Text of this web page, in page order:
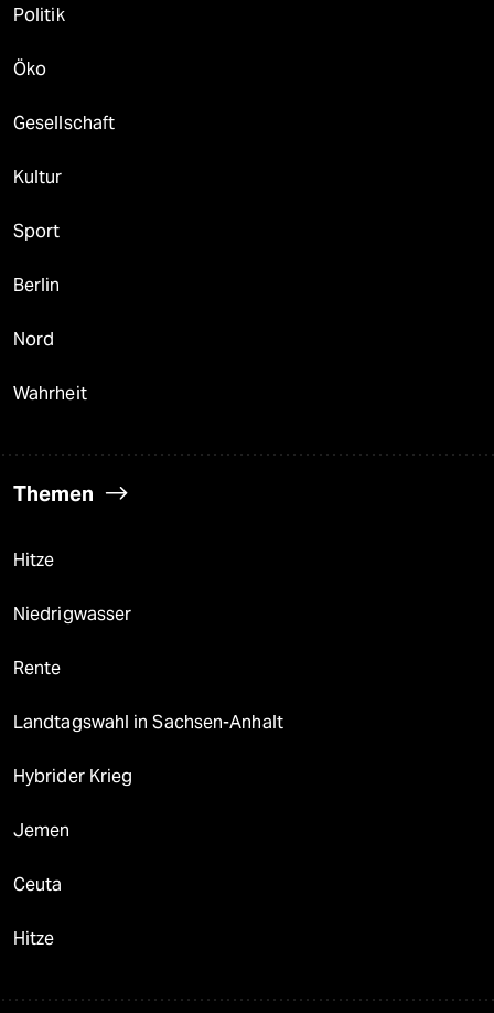
Politik
Öko
Gesellschaft
Kultur
Sport
Berlin
Nord
Wahrheit
Themen
Hitze
Niedrigwasser
Rente
Landtagswahl in Sachsen-Anhalt
Hybrider Krieg
Jemen
Ceuta
Hitze